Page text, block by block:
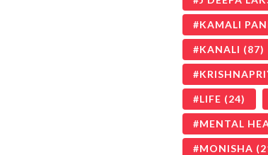
KAMALI
KANALI (87)
LIFE (24)
MENTAL
MONISHA